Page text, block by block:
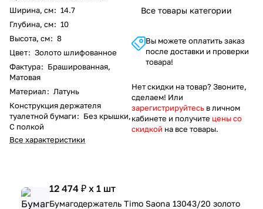
Ширина, см: 14.7
Глубина, см: 10
Высота, см: 8
Цвет: Золото шлифованное
Фактура: Брашированная,
Матовая
Материал: Латунь
Конструкция держателя
туалетной бумаги: Без крышки,
С полкой
Все характеристики
Все товары категории
Вы можете оплатить заказ
после доставки и проверки
товара!
Нет скидки на товар? Звоните,
сделаем! Или
зарегистрируйтесь в личном
кабинете и получите цены со
скидкой на все товары.
12 474 ₽ x 1 шт
Бумагодержатель Timo Saona 13043/20 золото